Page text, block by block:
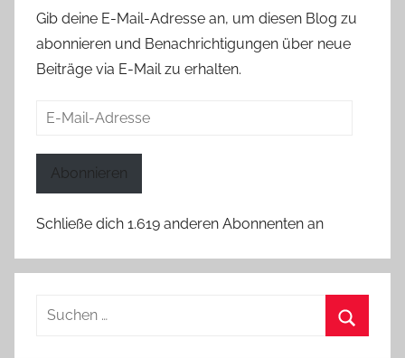
Gib deine E-Mail-Adresse an, um diesen Blog zu
abonnieren und Benachrichtigungen über neue
Beiträge via E-Mail zu erhalten.
E-
Abonnieren
Schließe dich 1.619 anderen Abonnenten an
Suchen